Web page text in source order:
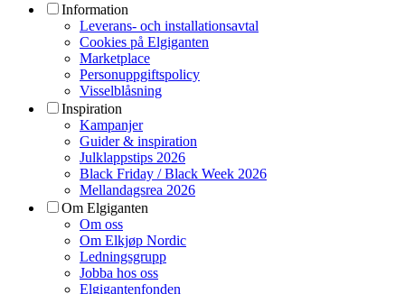
Information
Leverans- och installationsavtal
Cookies på Elgiganten
Marketplace
Personuppgiftspolicy
Visselblåsning
Inspiration
Kampanjer
Guider & inspiration
Julklappstips 2026
Black Friday / Black Week 2026
Mellandagsrea 2026
Om Elgiganten
Om oss
Om Elkjøp Nordic
Ledningsgrupp
Jobba hos oss
Elgigantenfonden